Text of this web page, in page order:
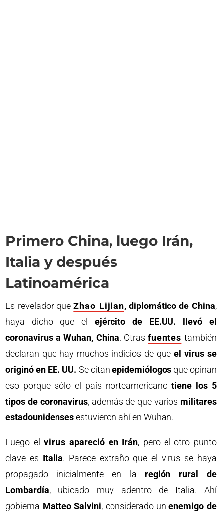
Primero China, luego Irán,
Italia y después
Latinoamérica
Es revelador queZhao Lijian, diplomático de China,
haya dicho que el ejército de EE.UU. llevó el
coronavirus a Wuhan, China. Otrasfuentes también
declaran que hay muchos indicios de que el virus se
originó en EE. UU. Se citan epidemiólogosque opinan
eso porque sólo el país norteamericanotiene los 5
tipos de coronavirus, además de que varios militares
estadounidensesestuvieron ahí en Wuhan.
Luego elvirus apareció en Irán, pero el otro punto
clave es Italia. Parece extraño que el virus se haya
propagado inicialmente en la región rural de
Lombardía, ubicado muy adentro de Italia. Ahí
gobierna Matteo Salvini, considerado unenemigo de